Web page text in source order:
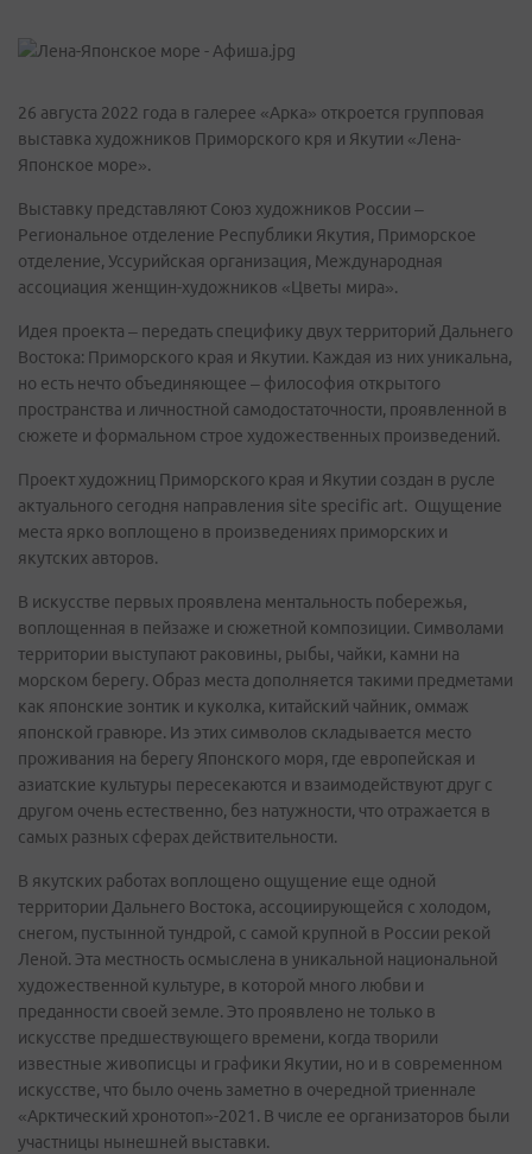
26 августа 2022 года в галерее «Арка» откроется групповая
выставка художников Приморского кря и Якутии «Лена-
Японское море».
Выставку представляют Союз художников России –
Региональное отделение Республики Якутия, Приморское
отделение, Уссурийская организация, Международная
ассоциация женщин-художников «Цветы мира».
Идея проекта – передать специфику двух территорий Дальнего
Востока: Приморского края и Якутии. Каждая из них уникальна,
но есть нечто объединяющее – философия открытого
пространства и личностной самодостаточности, проявленной в
сюжете и формальном строе художественных произведений.
Проект художниц Приморского края и Якутии создан в русле
актуального сегодня направления site specific art. Ощущение
места ярко воплощено в произведениях приморских и
якутских авторов.
В искусстве первых проявлена ментальность побережья,
воплощенная в пейзаже и сюжетной композиции. Символами
территории выступают раковины, рыбы, чайки, камни на
морском берегу. Образ места дополняется такими предметами
как японские зонтик и куколка, китайский чайник, оммаж
японской гравюре. Из этих символов складывается место
проживания на берегу Японского моря, где европейская и
азиатские культуры пересекаются и взаимодействуют друг с
другом очень естественно, без натужности, что отражается в
самых разных сферах действительности.
В якутских работах воплощено ощущение еще одной
территории Дальнего Востока, ассоциирующейся с холодом,
снегом, пустынной тундрой, с самой крупной в России рекой
Леной. Эта местность осмыслена в уникальной национальной
художественной культуре, в которой много любви и
преданности своей земле. Это проявлено не только в
искусстве предшествующего времени, когда творили
известные живописцы и графики Якутии, но и в современном
искусстве, что было очень заметно в очередной триеннале
«Арктический хронотоп»-2021. В числе ее организаторов были
участницы нынешней выставки.